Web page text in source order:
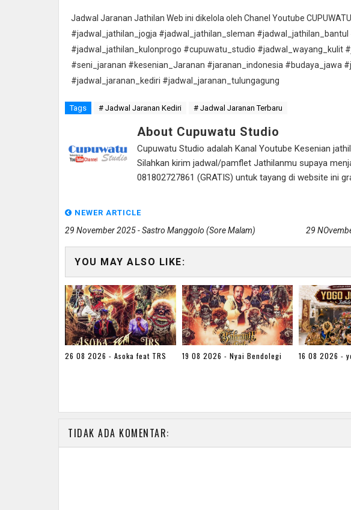
Jadwal Jaranan Jathilan Web ini dikelola oleh Chanel Youtube
#jadwal_jathilan_jogja #jadwal_jathilan_sleman
#jadwal_jathilan_kulonprogo #cupuwatu_studio #jadwal_wayang_kulit
#seni_jaranan #kesenian_Jaranan #jaranan_indonesia #budaya_jawa
#jadwal_jaranan_kediri #jadwal_jaranan_tulungagung
Tags # Jadwal Jaranan Kediri # Jadwal Jaranan Terbaru
About Cupuwatu Studio
Cupuwatu Studio adalah Kanal Youtube Kesenian
Silahkan kirim jadwal/pamflet Jathilanmu supaya
081802727861 (GRATIS) untuk tayang di website ini
NEWER ARTICLE
29 November 2025 - Sastro Manggolo (Sore Malam) 29
YOU MAY ALSO LIKE:
26 08 2026 - Asoka feat TRS 19 08 2026 - Nyai Bendolegi 16 08 2026 -
TIDAK ADA KOMENTAR: